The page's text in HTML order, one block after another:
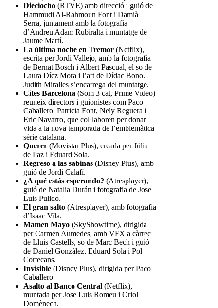
Dieciocho (RTVE) amb direcció i guió de
Hammudi Al-Rahmoun Font i Damià
Serra, juntament amb la fotografia
d’Andreu Adam Rubiralta i muntatge de
Jaume Martí.
La última noche en Tremor (Netflix),
escrita per Jordi Vallejo, amb la fotografia
de Bernat Bosch i Albert Pascual, el so de
Laura Díez Mora i l’art de Dídac Bono.
Judith Miralles s’encarrega del muntatge.
Cites Barcelona (Som 3 cat, Prime Video)
reuneix directors i guionistes com Paco
Caballero, Patricia Font, Nely Reguera i
Eric Navarro, que col·laboren per donar
vida a la nova temporada de l’emblemàtica
sèrie catalana.
Querer (Movistar Plus), creada per Júlia
de Paz i Eduard Sola.
Regreso a las sabinas (Disney Plus), amb
guió de Jordi Calafí.
¿A qué estás esperando? (Atresplayer),
guió de Natalia Durán i fotografia de Jose
Luis Pulido.
El gran salto (Atresplayer), amb fotografia
d’Isaac Vila.
Mamen Mayo (SkyShowtime), dirigida
per Carmen Aumedes, amb VFX a càrrec
de Lluis Castells, so de Marc Bech i guió
de Daniel González, Eduard Sola i Pol
Cortecans.
Invisible (Disney Plus), dirigida per Paco
Caballero.
Asalto al Banco Central (Netflix),
muntada per Jose Luis Romeu i Oriol
Domènech.